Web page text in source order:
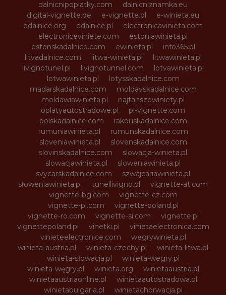
dalnicnipoplatky.com
dalnicniznamka.eu
digital-vignette.de
e-vignette.pl
e-winieta.eu
edalnice.org
edalnice.pl
electronicavinieta.com
electroniceviniete.com
estoniawinieta.pl
estonskadalnice.com
ewinieta.pl
info365.pl
litvadalnice.com
litwa-winieta.pl
litwawinieta.pl
livignotunel.pl
livignotunnel.com
lotvawinieta.pl
lotwawinieta.pl
lotysskadalnice.com
madarskadalnice.com
moldavskadalnice.com
moldawiawinieta.pl
najtanszewiniety.pl
oplatyautostradowe.pl
pl-vignette.com
polskadalnice.com
rakouskadalnice.com
rumuniawinieta.pl
rumunskadalnice.com
sloveniawinieta.pl
slovenskadalnice.com
slovinskadalnice.com
slowacja-winieta.pl
slowacjawinieta.pl
sloweniawinieta.pl
svycarskadalnice.com
szwajcariawinieta.pl
słoweniawinieta.pl
tunellivigno.pl
vignette-at.com
vignette-bg.com
vignette-cz.com
vignette-pl.com
vignette-poland.pl
vignette-ro.com
vignette-si.com
vignette.pl
vignettepoland.pl
vinetki.pl
vinietaelectronica.com
vinieteelectronice.com
wegrywinieta.pl
winieta-austria.pl
winieta-czechy.pl
winieta-litwa.pl
winieta-słowacja.pl
winieta-wegry.pl
winieta-węgry.pl
winieta.org
winietaaustria.pl
winietaaustriaonline.pl
winietaautostradowa.pl
winietabulgaria.pl
winietachorwacja.pl